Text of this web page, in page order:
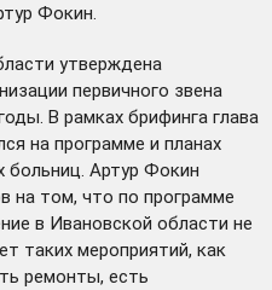
Фокин.
утверждена
первичного звена
В рамках брифинга глава
на программе и планах
больниц. Артур Фокин
на том, что по программе
в Ивановской области не
таких мероприятий, как
ремонты, есть